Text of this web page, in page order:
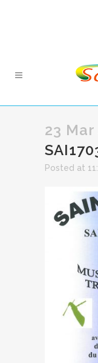
23 Mar
Posted at